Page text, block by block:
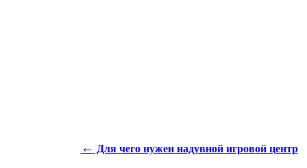
← Для чего нужен надувной игровой центр